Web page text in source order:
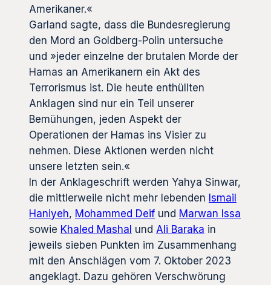
Amerikaner.«
Garland sagte, dass die Bundesregierung
den Mord an Goldberg-Polin untersuche
und »jeder einzelne der brutalen Morde der
Hamas an Amerikanern ein Akt des
Terrorismus ist. Die heute enthüllten
Anklagen sind nur ein Teil unserer
Bemühungen, jeden Aspekt der
Operationen der Hamas ins Visier zu
nehmen. Diese Aktionen werden nicht
unsere letzten sein.«
In der Anklageschrift werden Yahya Sinwar,
die mittlerweile nicht mehr lebenden Ismail
Haniyeh, Mohammed Deif und Marwan Issa
sowie Khaled Mashal und Ali Baraka in
jeweils sieben Punkten im Zusammenhang
mit den Anschlägen vom 7. Oktober 2023
angeklagt. Dazu gehören Verschwörung